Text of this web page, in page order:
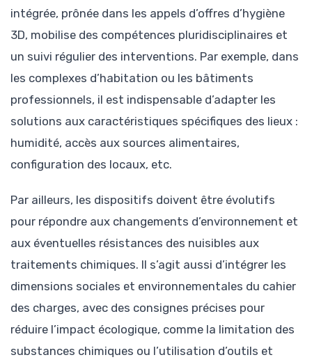
intégrée, prônée dans les appels d’offres d’hygiène
3D, mobilise des compétences pluridisciplinaires et
un suivi régulier des interventions. Par exemple, dans
les complexes d’habitation ou les bâtiments
professionnels, il est indispensable d’adapter les
solutions aux caractéristiques spécifiques des lieux :
humidité, accès aux sources alimentaires,
configuration des locaux, etc.
Par ailleurs, les dispositifs doivent être évolutifs
pour répondre aux changements d’environnement et
aux éventuelles résistances des nuisibles aux
traitements chimiques. Il s’agit aussi d’intégrer les
dimensions sociales et environnementales du cahier
des charges, avec des consignes précises pour
réduire l’impact écologique, comme la limitation des
substances chimiques ou l’utilisation d’outils et